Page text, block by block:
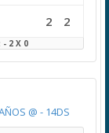
2 2
2 X 0
@ - 14DS